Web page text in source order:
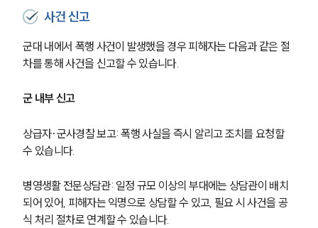
사건 신고
군대 내에서 폭행 사건이 발생했을 경우 피해자는 다음과 같은 절
차를 통해 사건을 신고할 수 있습니다.
군 내부 신고
상급자·군사경찰 보고: 폭행 사실을 즉시 알리고 조치를 요청할
수 있습니다.
병영생활 전문상담관: 일정 규모 이상의 부대에는 상담관이 배치
되어 있어, 피해자는 익명으로 상담할 수 있고, 필요 시 사건을 공
식 처리 절차로 연계할 수 있습니다.